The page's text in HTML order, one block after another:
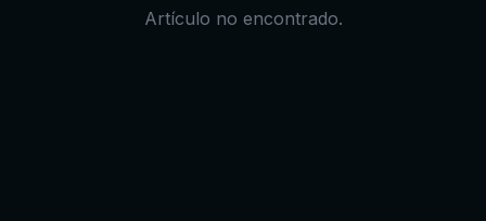
Artículo no encontrado.